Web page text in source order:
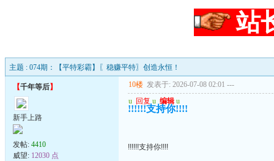
站
主题 : 074期：【平特彩霸】〖稳赚平特〗创造永恒！
【千年等后】
新手上路
发帖: 4410
威望: 12030 点
10楼 发表于: 2026-07-08 02:01 ---
u 回复 u 编辑 u
!!!!!!支持你!!!!
!!!!!!支持你!!!!